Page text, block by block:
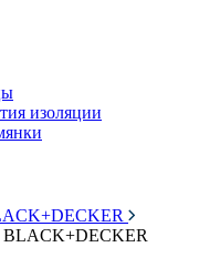
изоляции
BLACK+DECKER